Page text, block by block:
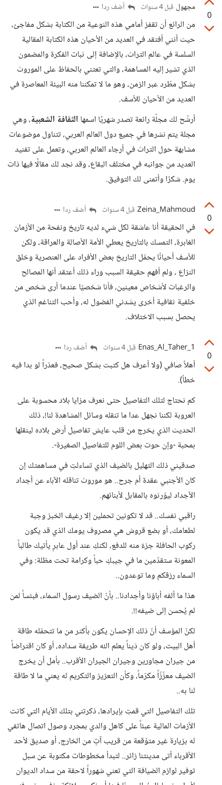
0
مجهول قبل 4 سنوات أضف ردا
من الرائع أن تقفز أمامي هذه النوعية من الكتابة بشكل مفاجئ،
حيث أنني أفتقد في العديد من الأحيان هذه الكتابة المقالية
السلسة في عالم التراث، بالإضافة إلى ثبات الفكرة والمضمون
الذي تشير إليه المساهمة، والتي تعتني بالحفاظ على الموروث
بشكل مطّرد عبر الزمن، وهو ما لا تمكننا منه البيئة المعاصرة في
العديد من الأحيان للأسف.
أرشّح لك مجلّة رائعة تصدر شهريًا اسمها الثقافة الشعبية، وهي
مجلة يتم نشرها في جميع دول العالم العربي، تتناول موضوعات
مشابهة حول التراث في أرجاء العالم العربي، وتعمل على تفنيد
العديد من جوانبه في مختلف البقاع، وقد نجد لك مقالًا فيها ذات
يوم. شكرًا وأتمنى لك التوفيق.
0
Zeina_Mahmoud قبل 4 سنوات أضف ردا
في الحقيقة أنا عاشقة لكل شيء لديه تاريخ ونفحة من الأزمان
الغابرة، التمسك بالتاريخ يعطي الأمة الأصالة والعراقة، ولكن
للأسف أحيانًا يحمّل التاريخ بعض الأفراد على العنصرية وخلق
النزاع ، ولم أفهم حقيقة السبب وراء ذلك أعتقد أنها المصالح
والرغبات لأشخاص معينين، فأنا شخصيًا عندما أرى شخص من
خلفية ثقافية أخرى يشدني الفضول له، وأحب التناغم الذي
يحصل بسبب الاختلاف.
0
Enas_Al_Taher_1 قبل 4 سنوات أضف ردا
أهلاً صافي (ولا أعرف هل كتبت بشكل صحيح، فعذراً لو بدا فيه
خطأ).
كم نحتاج لتلك التفاصيل حتى نعرف مزايا بلاد محسوبة على
العروبة لكننا نجهل عدا ما تنقله وسائل المشاهدة لنا!، ذلك
الحديث الذي يخرج من قلب عايش تفاصيل أرض بلاده لينقلها
بمحبة -وإن حوت بعض اللوم للتفاصيل الصغيرة-.
صدقيني ذلك التهليل بالضيف الذي تساءلتِ في مساهمتك إن
كان الأجنبي عقدة أم جرح.. هو موروث تناقله الآباء عن أجداد
الأجداد ليوّرثوه بالمقابل لأبنائهم.
راقبي نفسك.. قد لا تكونين تحملين إلا رغيف الخبز وجبة
لطعامك، أو بضع قروش هي مصروف يومك الذي قد يكون
ركوب الحافلة جزءٌ منه للدفع، لكنكِ عند أول عابرٍ يأتيك طالباً
المعونة ستقدّمين ما في جيبكِ حباً وكرامة تحت مظلة: وفي
السماء رزقكم وما توعدون..
هذا ما ألفه أباؤنا وأجدادنا.. بأنّ الضيف رسول السماء، فبئساً لمن
لم يُحسن إلى ضيفه!!.
لكنّ المؤسف أنّ ذلك الإحسان يكون بأكثر من ما تتحمّله طاقة
أهل البيت، ولو كان دَيناً يعلم الله طريقة سداده، أو كان اقتراضاً
من جيران مجاورين وجيران الجيران الأقرب.. بأمل أن يخرج
الضيف معزّزّاً مكرّماً، وكأن التعزيز والتكريم له يعني ما لا طاقة
لنا به..
تلك التفاصيل التي قمتِ بإيرادها، ذكرتني بتلك الأيام التي كانت
الأزمات المالية عبئاً على كاهل والدي بمجرد وصول اتصال هاتفي
له بزيارة غير متوّقعة من قريب آتٍ من الخارج، أو صديق لأحد
الأقرباء أتى مدينتنا زائر.. لتبدأ مخطوطات مكتوبة عن سبل
توفير لوازم الضيافة التي تعني شهوراً لاحقة من سداد الديوان